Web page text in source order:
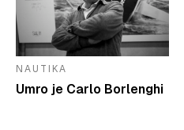
NAUTIKA
Umro je Carlo Borlenghi